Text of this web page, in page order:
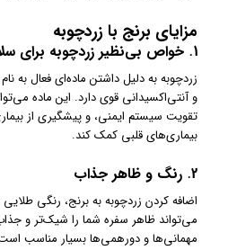
مزایای برنج با زردچوبه
1. خواص بی‌نظیر زردچوبه برای
زردچوبه به دلیل داشتن ماده‌ای فعال به
و آنتی‌اکسیدانی قوی دارد. این ماده
تقویت سیستم ایمنی، و پیشگیری از
بیماری‌های قلبی کمک کند.
2. رنگ و ظاهر جذاب
اضافه کردن زردچوبه به برنج، رنگی
می‌تواند ظاهر سفره شما را شیک‌تر و
مهمانی‌ها و دورهمی‌ها بسیار مناسب